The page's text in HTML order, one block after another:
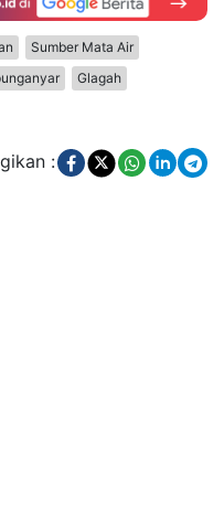
Sumber Mata Air
Glagah
: